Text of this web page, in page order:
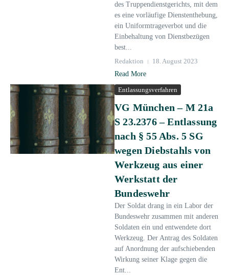
des Truppendienstgerichts, mit dem
es eine vorläufige Dienstenthebung,
ein Uniformtrageverbot und die
Einbehaltung von Dienstbezügen
best...
Redaktion
18. August 2023
Read More
Entlassungsverfahren
VG München – M 21a
S 23.2376 – Entlassung
nach § 55 Abs. 5 SG
wegen Diebstahls von
Werkzeug aus einer
Werkstatt der
Bundeswehr
Der Soldat drang in ein Labor der
Bundeswehr zusammen mit anderen
Soldaten ein und entwendete dort
Werkzeug. Der Antrag des Soldaten
auf Anordnung der aufschiebenden
Wirkung seiner Klage gegen die
Ent...